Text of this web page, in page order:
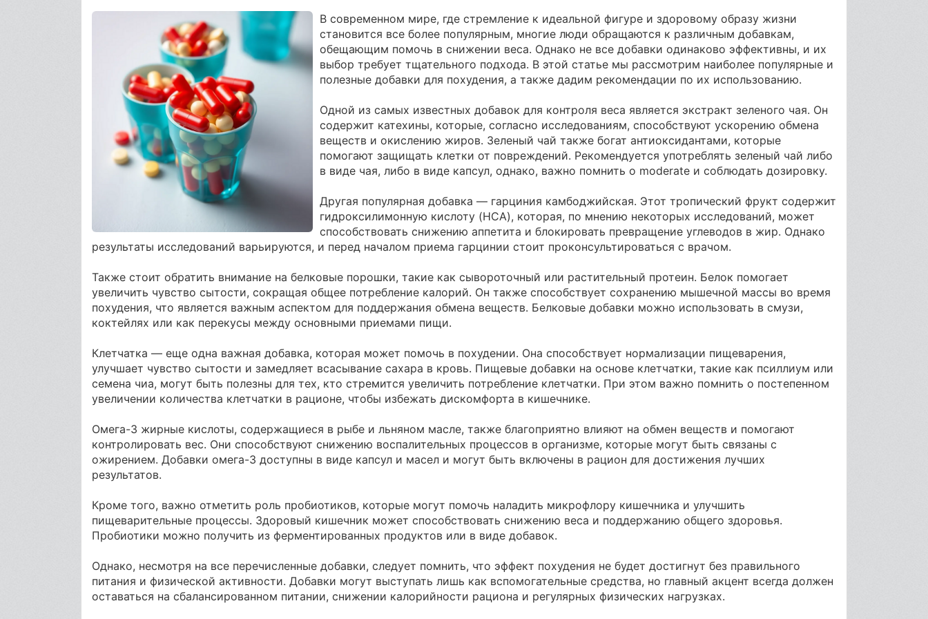
В современном мире, где стремление к идеальной фигуре и здоровому образу жизни
становится все более популярным, многие люди обращаются к различным добавкам,
обещающим помочь в снижении веса. Однако не все добавки одинаково эффективны, и их
выбор требует тщательного подхода. В этой статье мы рассмотрим наиболее популярные и
полезные добавки для похудения, а также дадим рекомендации по их использованию.
Одной из самых известных добавок для контроля веса является экстракт зеленого чая. Он
содержит катехины, которые, согласно исследованиям, способствуют ускорению обмена
веществ и окислению жиров. Зеленый чай также богат антиоксидантами, которые
помогают защищать клетки от повреждений. Рекомендуется употреблять зеленый чай либо
в виде чая, либо в виде капсул, однако, важно помнить о moderatе и соблюдать дозировку.
Другая популярная добавка — гарциния камбоджийская. Этот тропический фрукт содержит
гидроксилимонную кислоту (HCA), которая, по мнению некоторых исследований, может
способствовать снижению аппетита и блокировать превращение углеводов в жир. Однако
результаты исследований варьируются, и перед началом приема гарцинии стоит проконсультироваться с врачом.
Также стоит обратить внимание на белковые порошки, такие как сывороточный или растительный протеин. Белок помогает
увеличить чувство сытости, сокращая общее потребление калорий. Он также способствует сохранению мышечной массы во время
похудения, что является важным аспектом для поддержания обмена веществ. Белковые добавки можно использовать в смузи,
коктейлях или как перекусы между основными приемами пищи.
Клетчатка — еще одна важная добавка, которая может помочь в похудении. Она способствует нормализации пищеварения,
улучшает чувство сытости и замедляет всасывание сахара в кровь. Пищевые добавки на основе клетчатки, такие как псиллиум или
семена чиа, могут быть полезны для тех, кто стремится увеличить потребление клетчатки. При этом важно помнить о постепенном
увеличении количества клетчатки в рационе, чтобы избежать дискомфорта в кишечнике.
Омега-3 жирные кислоты, содержащиеся в рыбе и льняном масле, также благоприятно влияют на обмен веществ и помогают
контролировать вес. Они способствуют снижению воспалительных процессов в организме, которые могут быть связаны с
ожирением. Добавки омега-3 доступны в виде капсул и масел и могут быть включены в рацион для достижения лучших
результатов.
Кроме того, важно отметить роль пробиотиков, которые могут помочь наладить микрофлору кишечника и улучшить
пищеварительные процессы. Здоровый кишечник может способствовать снижению веса и поддержанию общего здоровья.
Пробиотики можно получить из ферментированных продуктов или в виде добавок.
Однако, несмотря на все перечисленные добавки, следует помнить, что эффект похудения не будет достигнут без правильного
питания и физической активности. Добавки могут выступать лишь как вспомогательные средства, но главный акцент всегда должен
оставаться на сбалансированном питании, снижении калорийности рациона и регулярных физических нагрузках.